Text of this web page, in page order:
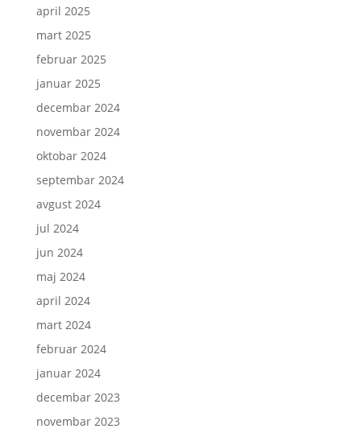
april 2025
mart 2025
februar 2025
januar 2025
decembar 2024
novembar 2024
oktobar 2024
septembar 2024
avgust 2024
jul 2024
jun 2024
maj 2024
april 2024
mart 2024
februar 2024
januar 2024
decembar 2023
novembar 2023